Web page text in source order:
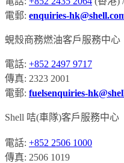
電郵: enquiries-
蜆殼商務燃油客戶服務中心
電話: +852 2497 9717
傳真: 2323 2001
電郵: fuelsenquiries-
Shell 咭(車隊)客戶服務中心
電話: +852 2506 1000
傳真: 2506 1019